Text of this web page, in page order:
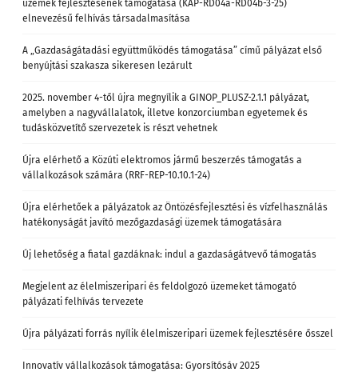
üzemek fejlesztésének támogatása (KAP-RD04a-RD04b-3-25)
elnevezésű felhívás társadalmasítása
A „Gazdaságátadási együttműködés támogatása” című pályázat első
benyújtási szakasza sikeresen lezárult
2025. november 4-től újra megnyílik a GINOP_PLUSZ-2.1.1 pályázat,
amelyben a nagyvállalatok, illetve konzorciumban egyetemek és
tudásközvetítő szervezetek is részt vehetnek
Újra elérhető a Közúti elektromos jármű beszerzés támogatás a
vállalkozások számára (RRF-REP-10.10.1-24)
Újra elérhetőek a pályázatok az Öntözésfejlesztési és vízfelhasználás
hatékonyságát javító mezőgazdasági üzemek támogatására
Új lehetőség a fiatal gazdáknak: indul a gazdaságátvevő támogatás
Megjelent az élelmiszeripari és feldolgozó üzemeket támogató
pályázati felhívás tervezete
Újra pályázati forrás nyílik élelmiszeripari üzemek fejlesztésére ősszel
Innovatív vállalkozások támogatása: Gyorsítósáv 2025